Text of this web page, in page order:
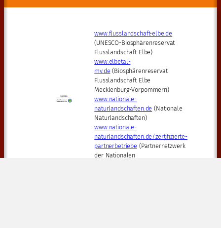
www.flusslandschaft-elbe.de
(UNESCO-Biosphärenreservat
Flusslandschaft Elbe)
www.elbetal-
mv.de (Biosphärenreservat
Flusslandschaft Elbe
Mecklenburg-Vorpommern)
www.nationale-
naturlandschaften.de (Nationale
Naturlandschaften)
www.nationale-
naturlandschaften.de/zertifizierte-
partnerbetriebe (Partnernetzwerk
der Nationalen